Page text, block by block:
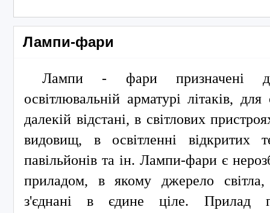
Лампи-фари
Лампи - фари призначені
освітлювальній арматурі літаків, для
далекій відстані, в світлових
видовищ, в освітленні відкритих
павільйонів та ін. Лампи-фари є
приладом, в якому джерело світла,
з'єднані в єдине ціле. Прилад